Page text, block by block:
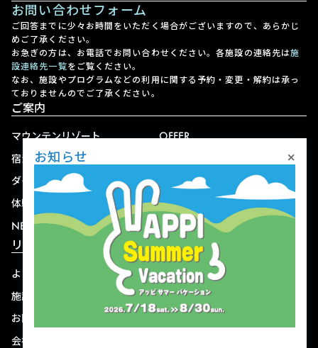
お問い合わせフォーム
ご回答までに少々お時間をいただく場合がございますので、あらかじ
めご了承ください。
お急ぎの方は、お電話でお問い合わせください。各施設の連絡先は施
設連絡先一覧をご覧ください。
なお、施設やプログラムなどの利用に関する予約・変更・解約は承っ
ておりませんのでご了承ください。
ご案内
マウンテンリゾート
宿泊
ダイニング
体験
NEWS
OFFER
ショップ
リゾート情報
よくある質問
施設連絡先一覧
お問い合わせ
会社概要
関連施設
資料ダウンロード
お知らせ ×